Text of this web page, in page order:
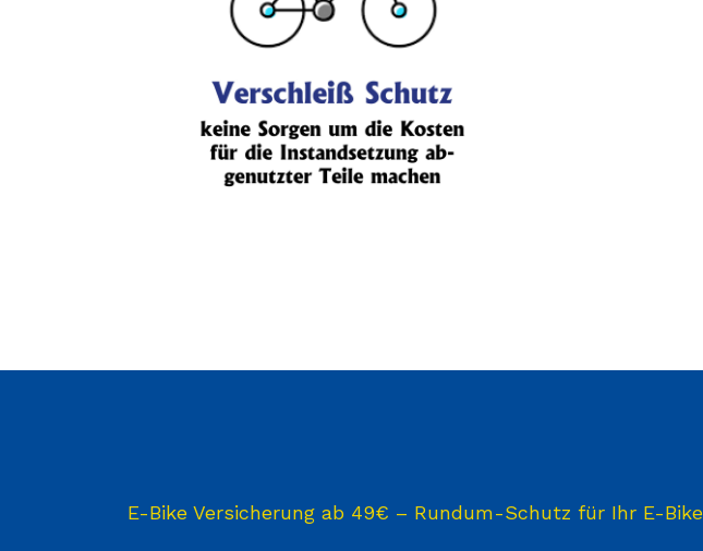
E-Bike Versicherung ab 49€ – Rundum-Schutz für Ihr E-Bike